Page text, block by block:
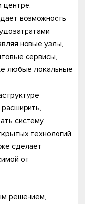
центре.
возможность
новые узлы,
сервисы,
любые локальные
систему
технологий
сделает
от
решением,